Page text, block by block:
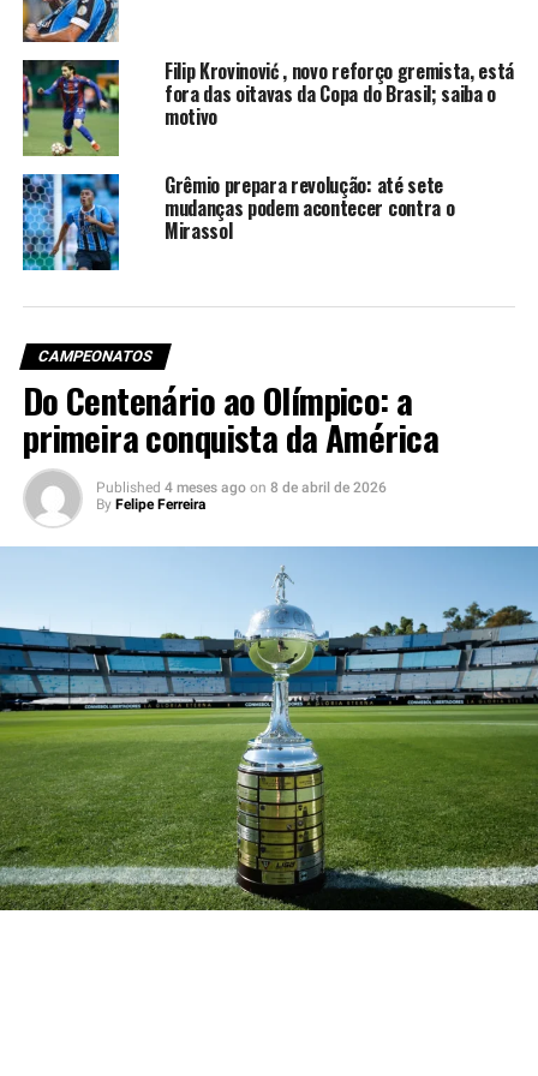
Você precisa ver também: Chance para jovens e
Atacante negociado com clube português
Presidente da FGF fez anúncio
A Recopa é decidida em jogo único, no caso de empate
no tempo regulamentar, o campeão será conhecido em
cobranças de pênaltis. Luciano Hoscmann, presidente
da FG, anunciou o dia da final durante o intervalo do
jogo entre São Luiz e Brasil de Pelotas, nesta quarta-
“A gente estava esperando a
confirmação da transmissão,
mas não podíamos mais
esperar para anunciar. Os
torcedores estão ansiosos”,
disse o presidente.
Sendo assim, a partida entre São Luiz e Ituano, pela
primeira fase da Copa do Brasil, deverá ser remanejada
para o dia 21 de Fevereiro. No entanto, a CBF ainda vai
confirmar a alteração de data, por jogar em casa, o time
gaúcho terá que vencer para avançar na competição,
enquanto que o time paulista pode empatar para seguir
adiante.
RELATED TOPICS: DESTAQUE GRÊMIO
GRÊMIO E SÃO LUIZ
RECOPA
SÃO LUIZ
Filip Krovinović , novo reforço gremista, está
fora das oitavas da Copa do Brasil; saiba o
motivo
Grêmio prepara revolução: até sete
mudanças podem acontecer contra o
Mirassol
CAMPEONATOS
Do Centenário ao Olímpico: a
primeira conquista da América
Published 4 meses ago on 8 de abril de 2026
By Felipe Ferreira